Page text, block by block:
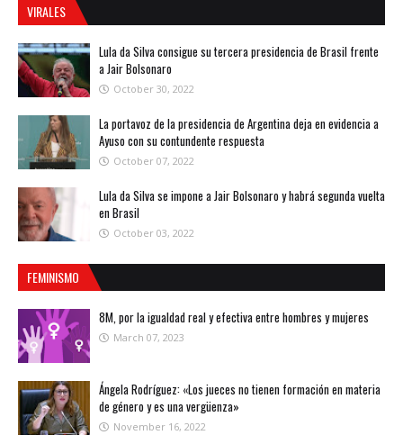
VIRALES
Lula da Silva consigue su tercera presidencia de Brasil frente
a Jair Bolsonaro
October 30, 2022
La portavoz de la presidencia de Argentina deja en evidencia a
Ayuso con su contundente respuesta
October 07, 2022
Lula da Silva se impone a Jair Bolsonaro y habrá segunda vuelta
en Brasil
October 03, 2022
FEMINISMO
8M, por la igualdad real y efectiva entre hombres y mujeres
March 07, 2023
Ángela Rodríguez: «Los jueces no tienen formación en materia
de género y es una vergüenza»
November 16, 2022